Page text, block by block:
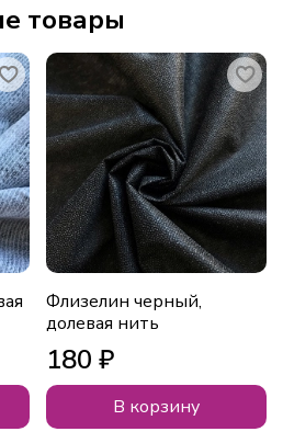
товары
Флизелин черный,
долевая нить
180 ₽
В корзину